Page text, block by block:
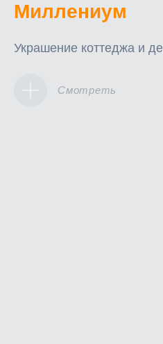
Миллениум
Украшение коттеджа и
Смотреть